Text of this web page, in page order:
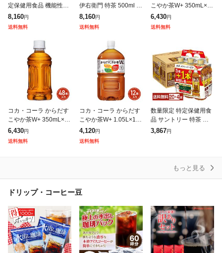
定保健用食品 機能性表
示食品 500ml 600ml ペ
ットボトル 選べる 48本
8,160円
送料無料
伊右衛門 特茶 500ml 2
4本入り 2ケース(48本
SUNTORY いえもん 特
8,160円
送料無料
こやか茶W+ 350mL×48
本(24本×2ケース)PET
ラベルレス 特定保健用
6,430円
送料無料
コカ・コーラ からだす
こやか茶W+ 350mL×48
本(24本×2ケース)PET
ラベルレス 特定保健用
6,430円
送料無料
コカ・コーラ からだす
こやか茶W+ 1.05L×12
本(12本×1ケース) 特定
保健用食品 お茶 2605jc
4,120円
送料無料
数量限定 特定保健用食
品 サントリー 特茶 カ
フェインゼロ ZERO 50
3,867円
もっと見る
ドリップ・コーヒー豆